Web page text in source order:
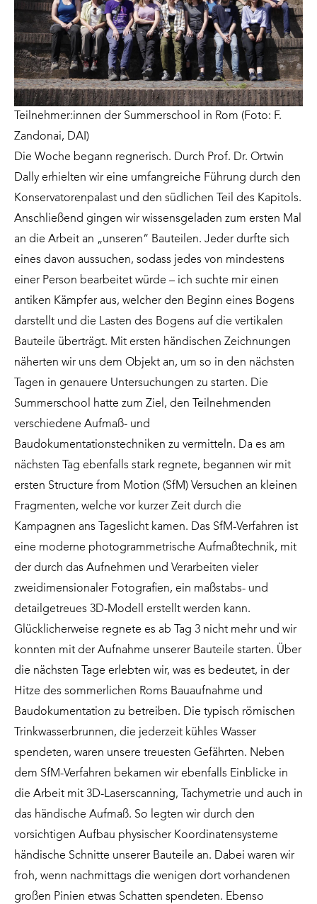
Teilnehmer:innen der Summerschool in Rom (Foto: F.
Zandonai, DAI)
Die Woche begann regnerisch. Durch Prof. Dr. Ortwin
Dally erhielten wir eine umfangreiche Führung durch den
Konservatorenpalast und den südlichen Teil des Kapitols.
Anschließend gingen wir wissensgeladen zum ersten Mal
an die Arbeit an „unseren“ Bauteilen. Jeder durfte sich
eines davon aussuchen, sodass jedes von mindestens
einer Person bearbeitet würde – ich suchte mir einen
antiken Kämpfer aus, welcher den Beginn eines Bogens
darstellt und die Lasten des Bogens auf die vertikalen
Bauteile überträgt. Mit ersten händischen Zeichnungen
näherten wir uns dem Objekt an, um so in den nächsten
Tagen in genauere Untersuchungen zu starten. Die
Summerschool hatte zum Ziel, den Teilnehmenden
verschiedene Aufmaß- und
Baudokumentationstechniken zu vermitteln. Da es am
nächsten Tag ebenfalls stark regnete, begannen wir mit
ersten Structure from Motion (SfM) Versuchen an kleinen
Fragmenten, welche vor kurzer Zeit durch die
Kampagnen ans Tageslicht kamen. Das SfM-Verfahren ist
eine moderne photogrammetrische Aufmaßtechnik, mit
der durch das Aufnehmen und Verarbeiten vieler
zweidimensionaler Fotografien, ein maßstabs- und
detailgetreues 3D-Modell erstellt werden kann.
Glücklicherweise regnete es ab Tag 3 nicht mehr und wir
konnten mit der Aufnahme unserer Bauteile starten. Über
die nächsten Tage erlebten wir, was es bedeutet, in der
Hitze des sommerlichen Roms Bauaufnahme und
Baudokumentation zu betreiben. Die typisch römischen
Trinkwasserbrunnen, die jederzeit kühles Wasser
spendeten, waren unsere treuesten Gefährten. Neben
dem SfM-Verfahren bekamen wir ebenfalls Einblicke in
die Arbeit mit 3D-Laserscanning, Tachymetrie und auch in
das händische Aufmaß. So legten wir durch den
vorsichtigen Aufbau physischer Koordinatensysteme
händische Schnitte unserer Bauteile an. Dabei waren wir
froh, wenn nachmittags die wenigen dort vorhandenen
großen Pinien etwas Schatten spendeten. Ebenso